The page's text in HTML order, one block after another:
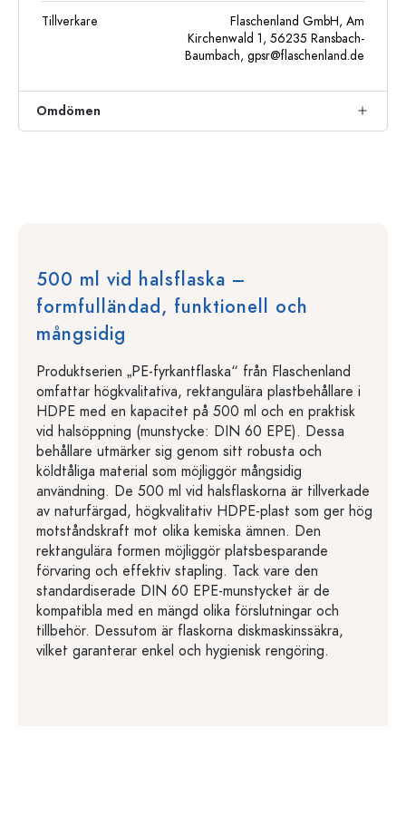
Tillverkare
Flaschenland GmbH, Am
Kirchenwald 1, 56235 Ransbach-
Baumbach, gpsr@flaschenland.de
Omdömen
500 ml vid halsflaska –
formfulländad, funktionell och
mångsidig
Produktserien „PE-fyrkantflaska“ från Flaschenland
omfattar högkvalitativa, rektangulära plastbehållare i
HDPE med en kapacitet på 500 ml och en praktisk
vid halsöppning (munstycke: DIN 60 EPE). Dessa
behållare utmärker sig genom sitt robusta och
köldtåliga material som möjliggör mångsidig
användning. De 500 ml vid halsflaskorna är tillverkade
av naturfärgad, högkvalitativ HDPE-plast som ger hög
motståndskraft mot olika kemiska ämnen. Den
rektangulära formen möjliggör platsbesparande
förvaring och effektiv stapling. Tack vare den
standardiserade DIN 60 EPE-munstycket är de
kompatibla med en mängd olika förslutningar och
tillbehör. Dessutom är flaskorna diskmaskinssäkra,
vilket garanterar enkel och hygienisk rengöring.